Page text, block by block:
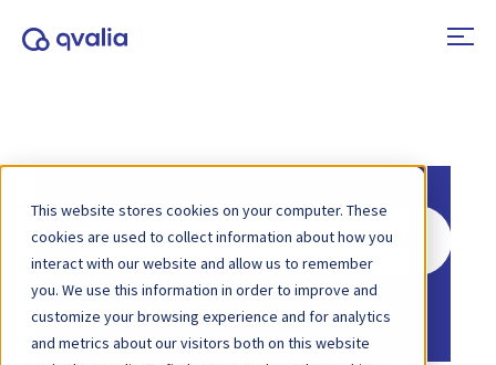
This website stores cookies on your computer. These
cookies are used to collect information about how you
interact with our website and allow us to remember
you. We use this information in order to improve and
customize your browsing experience and for analytics
and metrics about our visitors both on this website
Søg
efter
Hjem Vidensbase